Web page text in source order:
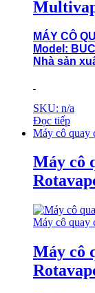
MÁY CÔ
Model:
Nhà sản
SKU: n/a
Đọc tiếp
Máy cô quay
Máy cô
Máy cô quay
Máy cô